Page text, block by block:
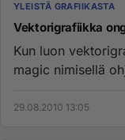
YLEISTÄ GRAFIIKASTA
Vektorigrafiikka
Kun luon
magic nimisellä
29.08.2010 13:05